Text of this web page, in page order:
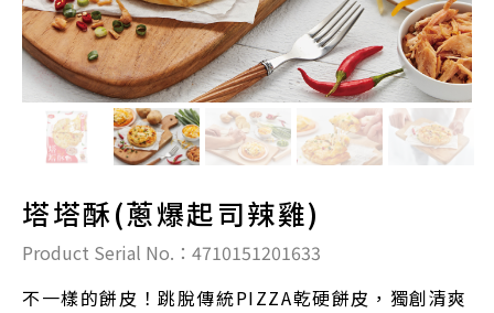
塔塔酥(蔥爆起司辣雞)
Product Serial No.：4710151201633
不一樣的餅皮！跳脫傳統PIZZA乾硬餅皮，獨創清爽